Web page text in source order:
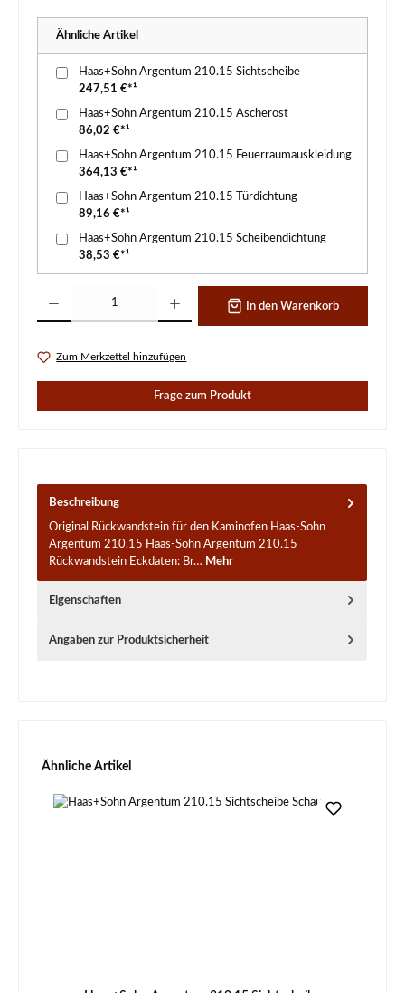
Ähnliche Artikel
Haas+Sohn Argentum 210.15 Sichtscheibe
247,51 €*¹
Haas+Sohn Argentum 210.15 Ascherost
86,02 €*¹
Haas+Sohn Argentum 210.15 Feuerraumauskleidung
364,13 €*¹
Haas+Sohn Argentum 210.15 Türdichtung
89,16 €*¹
Haas+Sohn Argentum 210.15 Scheibendichtung
38,53 €*¹
In den Warenkorb
Zum Merkzettel hinzufügen
Frage zum Produkt
Beschreibung
Original Rückwandstein für den Kaminofen Haas-Sohn
Argentum 210.15 Haas-Sohn Argentum 210.15
Rückwandstein Eckdaten: Br… Mehr
Eigenschaften
Angaben zur Produktsicherheit
Produktgalerie überspringen
Ähnliche Artikel